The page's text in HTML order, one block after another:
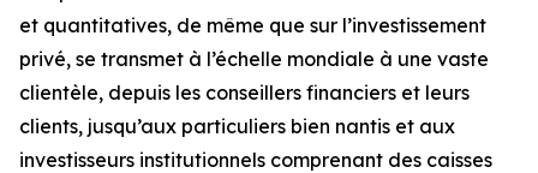
et quantitatives, de même que sur l’investissement
privé, se transmet à l’échelle mondiale à une vaste
clientèle, depuis les conseillers financiers et leurs
clients, jusqu’aux particuliers bien nantis et aux
investisseurs institutionnels comprenant des caisses